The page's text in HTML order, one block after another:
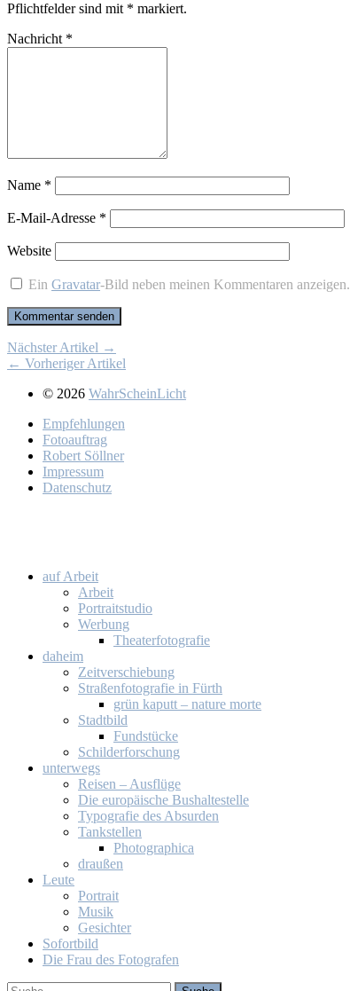
Pflichtfelder sind mit * markiert.
Nachricht *
Name *
E-Mail-Adresse *
Website
EinGravatar-Bild neben meinen Kommentaren anzeigen.
Nächster Artikel →
← Vorheriger Artikel
© 2026 WahrScheinLicht
Emp­feh­lun­gen
Fo­to­auf­trag
Ro­bert Söll­ner
Im­pres­sum
Da­ten­schutz
auf Ar­beit
Ar­beit
Por­trait­stu­dio
Wer­bung
Thea­ter­fo­to­gra­fie
da­heim
Zeit­ver­schie­bung
Stra­ßen­fo­to­gra­fie in Fürth
grün ka­putt – na­tu­re mor­te
Stadt­bild
Fund­stü­cke
Schil­der­for­schung
un­ter­wegs
Rei­sen – Aus­flü­ge
Die eu­ro­päi­sche Bus­hal­te­stel­le
Ty­po­gra­fie des Ab­sur­den
Tank­stel­len
Pho­to­gra­phi­ca
drau­ßen
Leu­te
Por­trait
Mu­sik
Ge­sich­ter
So­fort­bild
Die Frau des Fo­to­gra­fen